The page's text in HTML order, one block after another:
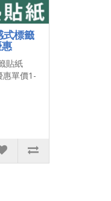
標籤
貼紙
惠單價1-